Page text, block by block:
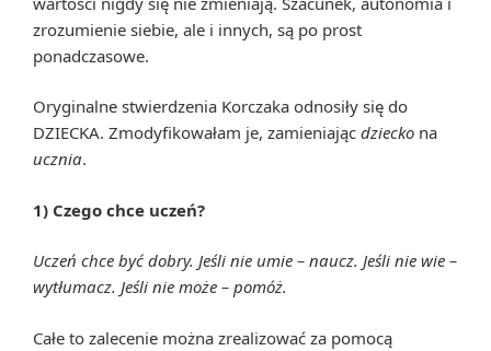
zrozumienie siebie, ale i innych, są po prost
ponadczasowe.
Oryginalne stwierdzenia Korczaka odnosiły się do
DZIECKA. Zmodyfikowałam je, zamieniając dziecko na
ucznia.
1) Czego chce uczeń?
Uczeń chce być dobry. Jeśli nie umie – naucz. Jeśli nie wie –
wytłumacz. Jeśli nie może – pomóż.
Całe to zalecenie można zrealizować za pomocą